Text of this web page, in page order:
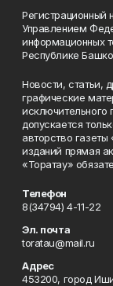
Регистрационный
Управлением
информационных
Республике
Новости, статьи,
графические
исключительного
допускается
авторство газеты
изданий прямая
«Торатау»
Телефон
8(34794) 4-11-22
Эл. почта
toratau@mail.ru
Адрес
453200, город